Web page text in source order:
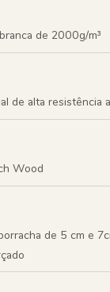
de 2000g/m³
de alta resistência
Wood
de 5 cm e